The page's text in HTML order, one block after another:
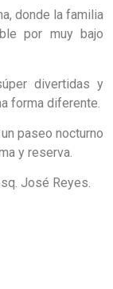
donde la familia
por muy bajo
divertidas y
forma diferente.
paseo nocturno
y reserva.
José Reyes.